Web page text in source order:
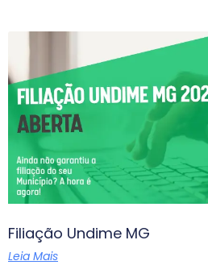
Filiação Undime MG
Leia Mais